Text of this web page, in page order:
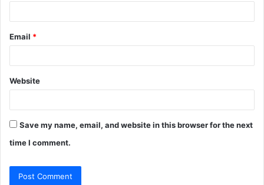
Email *
Website
Save my name, email, and website in this browser for the next
time I comment.